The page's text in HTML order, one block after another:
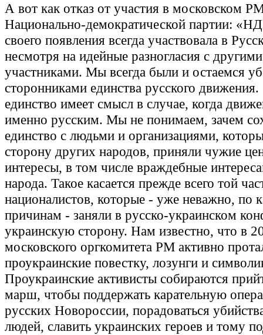
А вот как отказ от участия в московском
Национально-демократической партии:
своего появления всегда участвовала в
несмотря на идейные разногласия с
участниками. Мы всегда были и остаемся
сторонниками единства русского
единство имеет смысл в случае, когда
именно русским. Мы не понимаем, зачем
единство с людьми и организациями,
сторону других народов, приняли чужие
интересы, в том числе враждебные
народа. Такое касается прежде всего той
националистов, которые - уже неважно, по
причинам - заняли в русско-украинском
украинскую сторону. Нам известно, что в
московского оргкомитета РМ активно
проукраинские повестку, лозунги и
Проукраинские активисты собираются
марш, чтобы поддержать карательную
русских Новороссии, порадоваться
людей, славить украинских героев и тому